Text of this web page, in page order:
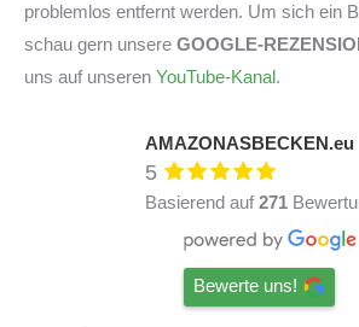
problemlos entfernt werden. Um sich ein
schau gern unsere GOOGLE-
uns auf unseren YouTube-Kanal.
AMAZONASBECKEN.eu
5
Basierend auf 271
Bewerte uns!